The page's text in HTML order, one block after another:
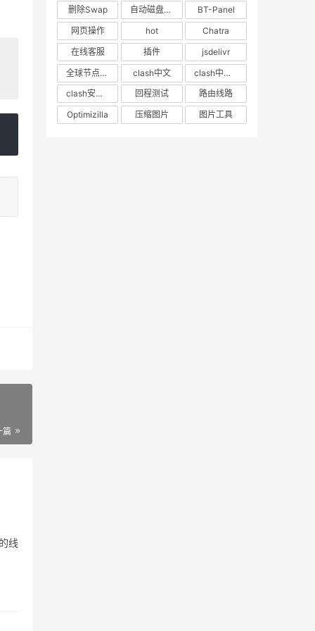
篇
线
删除Swap 自动磁盘挂载
BT-Panel
网页操作
hot
Chatra
在线客服
插件
jsdelivr
全球节点CDN
clash中文
clash中文教程
clash安卓教程
回程测试
路由线路
Optimizilla
压缩图片 图片工具